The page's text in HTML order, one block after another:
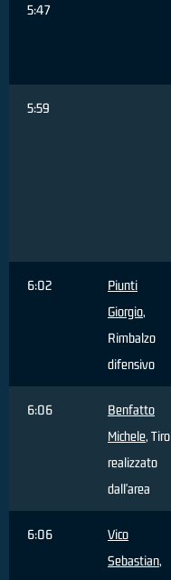
5:47
5:59
6:02
Piunti
Giorgio,
Rimbalzo
difensivo
6:06
Benfatto
Michele, Tiro
realizzato
dall'area
6:06
Vico
Sebastian,